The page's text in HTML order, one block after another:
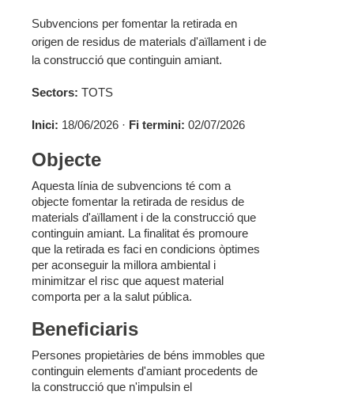
Subvencions per fomentar la retirada en
origen de residus de materials d'aïllament i de
la construcció que continguin amiant.
Sectors: TOTS
Inici: 18/06/2026 · Fi termini: 02/07/2026
Objecte
Aquesta línia de subvencions té com a
objecte fomentar la retirada de residus de
materials d'aïllament i de la construcció que
continguin amiant. La finalitat és promoure
que la retirada es faci en condicions òptimes
per aconseguir la millora ambiental i
minimitzar el risc que aquest material
comporta per a la salut pública.
Beneficiaris
Persones propietàries de béns immobles que
continguin elements d'amiant procedents de
la construcció que n'impulsin el